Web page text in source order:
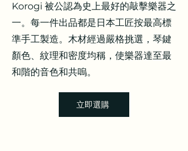
Korogi 被公認為史上最好的敲擊樂器之
一。每一件出品都是日本工匠按最高標
準手工製造。木材經過嚴格挑選，琴鍵
顏色、紋理和密度均稱，使樂器達至最
和階的音色和共嗚。
立即選購